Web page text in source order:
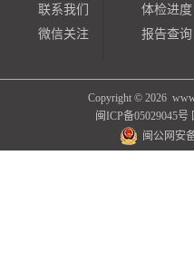
联系我们
微信关注
体检进度
报告查询
Copyright © 2026
闽ICP备05029045号
闽公网安